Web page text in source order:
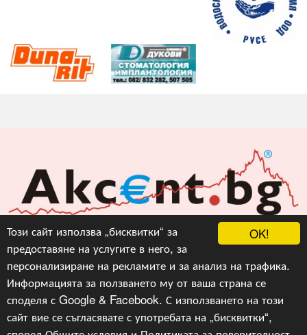
OK!
Този сайт използва „бисквитки“ за
предоставяне на услугите в него, за
персонализиране на рекламите и за анализ на трафика.
Информацията за ползването му от ваша страна се
споделя с Google & Facebook. С използването на този
сайт вие се съгласявате с употребата на „бисквитки“,
Акцент БГ ЕООД
info@akcent.bg
Facebook
Copyright © 2010, 2016, 2018-2022, 2023, v.3.0,Акцент
БГ ЕООД